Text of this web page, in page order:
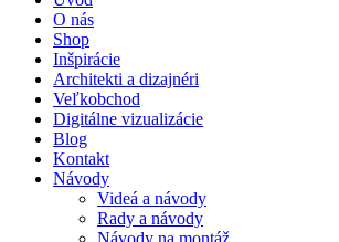
O nás
Shop
Inšpirácie
Architekti a dizajnéri
Veľkobchod
Digitálne vizualizácie
Blog
Kontakt
Návody
Videá a návody
Rady a návody